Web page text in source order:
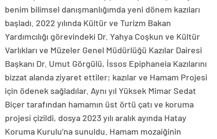
benim bilimsel danışmanlığımda yeni dönem kazıları
başladı. 2022 yılında Kültür ve Turizm Bakan
Yardımcılığı görevindeki Dr. Yahya Coşkun ve Kültür
Varlıkları ve Müzeler Genel Müdürlüğü Kazılar Dairesi
Başkanı Dr. Umut Görgülü, İssos Epiphaneia Kazılarını
bizzat alanda ziyaret ettiler; kazılar ve Hamam Projesi
için ödenek sağladılar. Aynı yıl Yüksek Mimar Sedat
Biçer tarafından hamamın üst örtü çatı ve koruma
projesi çizildi, dosya 2023 yılı aralık ayında Hatay
Koruma Kurulu’na sunuldu. Hamam mozaiğinin